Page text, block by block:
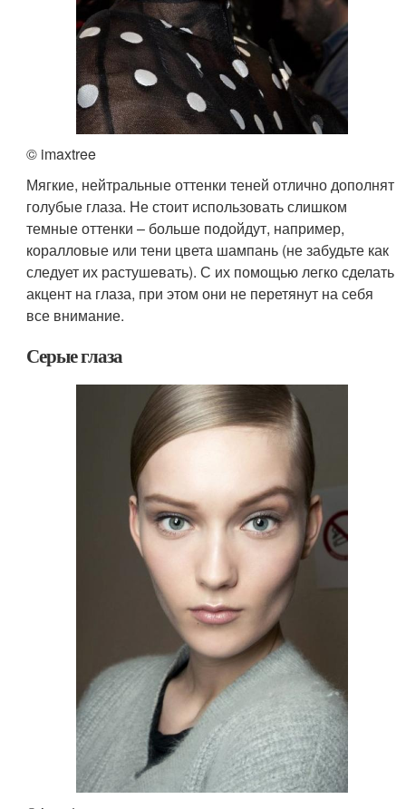
© imaxtree
Мягкие, нейтральные оттенки теней отлично дополнят
голубые глаза. Не стоит использовать слишком
темные оттенки – больше подойдут, например,
коралловые или тени цвета шампань (не забудьте как
следует их растушевать). С их помощью легко сделать
акцент на глаза, при этом они не перетянут на себя
все внимание.
Серые глаза